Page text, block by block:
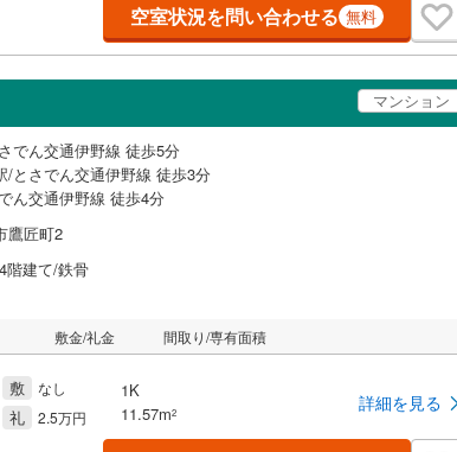
空室状況を問い合わせる 無料
マンション
でん交通伊野線 徒歩5分
/とさでん交通伊野線 徒歩3分
ん交通伊野線 徒歩4分
鷹匠町2
階建て/鉄骨
敷金/礼金 間取り/専有面積
敷 なし
礼 2.5万円
1K
11.57m2 詳細を見る